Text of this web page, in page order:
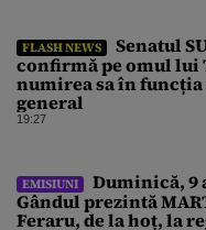
FLASH NEWS
Senatul
confirmă pe omul lui
numirea sa în
general
19:27
EMISIUNI
Duminică, 9
Gândul prezintă
Feraru, de la hoț, la